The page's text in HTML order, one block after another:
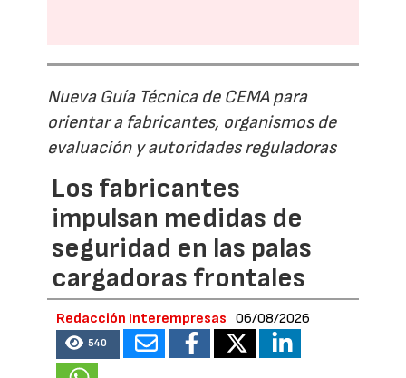
Nueva Guía Técnica de CEMA para
orientar a fabricantes, organismos de
evaluación y autoridades reguladoras
Los fabricantes
impulsan medidas de
seguridad en las palas
cargadoras frontales
Redacción Interempresas 06/08/2026
540